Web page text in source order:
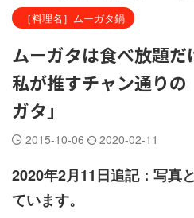
［料理名］ムーガタ鍋
ムーガタは食べ放題だ
私が推すチャン通り
ガタ」
2015-10-06 2020-02-11
2020年2月11日追記：写真
ています。